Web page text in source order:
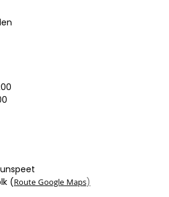
(Route Google Maps)